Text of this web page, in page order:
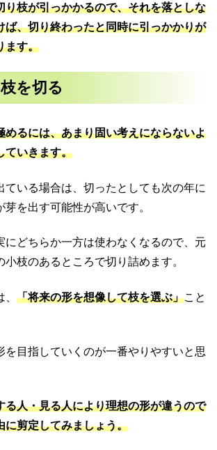
り枝が引っかかるので、それを落としな
ば、切り終わったと同時に引っかかりが
ます。
を切る
めるには、あまり固い考えにならないよ
ていきます。
ている場合は、切ったとしても次の年に
芽を出す可能性が高いです。
にどちらか一方は使わなくなるので、元
枝のあるところで切り詰めます。
「将来の形を想像して枝を選ぶ」こと
を目指していくのが一番やりやすいと思
る人・見る人により理想の形が違うので
に剪定してみましょう。